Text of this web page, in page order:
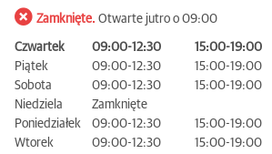
Zamknięte. Otwarte jutro o 09:00
Czwartek 09:00-12:30
15:00-19:00
Piątek
09:00-12:30
15:00-19:00
Sobota
09:00-12:30
15:00-19:00
Niedziela
Zamknięte
Poniedziałek
09:00-12:30
15:00-19:00
Wtorek
09:00-12:30
15:00-19:00